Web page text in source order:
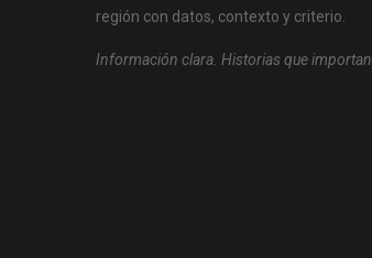
región con datos, contexto y criterio.
Información clara. Historias que importan.